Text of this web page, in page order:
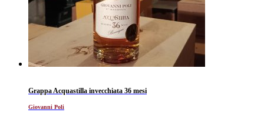
Grappa Acquastilla invecchiata 36 mesi
Giovanni Poli